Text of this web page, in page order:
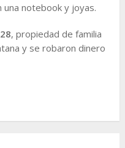
notebook y joyas.
, propiedad de familia
y se robaron dinero